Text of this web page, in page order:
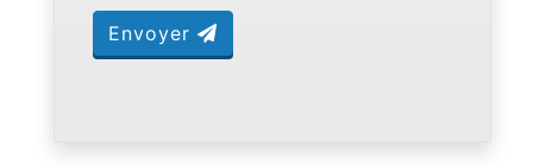
Envoyer